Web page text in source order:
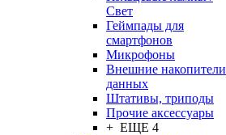
Свет
Геймпады для
смартфонов
Микрофоны
Внешние накопители
данных
Штативы, триподы
Прочие аксессуары
+ ЕЩЕ 4